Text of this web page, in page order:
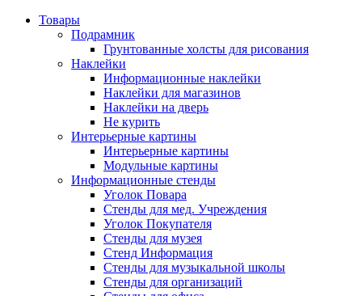
Товары
Подрамник
Грунтованные холсты для рисования
Наклейки
Информационные наклейки
Наклейки для магазинов
Наклейки на дверь
Не курить
Интерьерные картины
Интерьерные картины
Модульные картины
Информационные стенды
Уголок Повара
Стенды для мед. Учреждения
Уголок Покупателя
Стенды для музея
Стенд Информация
Стенды для музыкальной школы
Стенды для организаций